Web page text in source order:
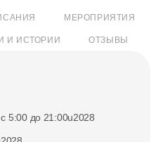
МЕРОПРИЯТИЯ
И ИСТОРИИ ОТЗЫВЫ
с 5:00 до 21:00u2028